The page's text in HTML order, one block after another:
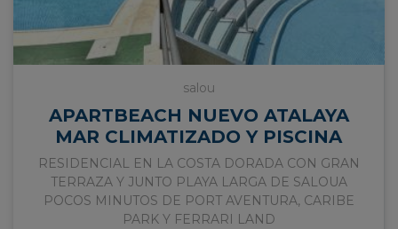
salou
APARTBEACH NUEVO ATALAYA
MAR CLIMATIZADO Y PISCINA
RESIDENCIAL EN LA COSTA DORADA CON GRAN
TERRAZA Y JUNTO PLAYA LARGA DE SALOUA
POCOS MINUTOS DE PORT AVENTURA, CARIBE
PARK Y FERRARI LAND